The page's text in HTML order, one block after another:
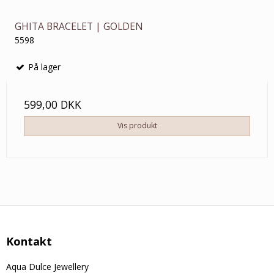
GHITA BRACELET | GOLDEN
5598
På lager
599,00 DKK
Vis produkt
Kontakt
Aqua Dulce Jewellery